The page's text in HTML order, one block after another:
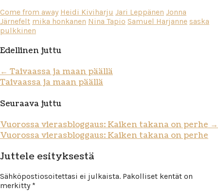
Come from away Heidi Kiviharju Jari Leppänen Jonna
Järnefelt mika honkanen Nina Tapio Samuel Harjanne saska
pulkkinen
Edellinen juttu
← Taivaassa ja maan päällä
Taivaassa ja maan päällä
Seuraava juttu
Vuorossa vierasbloggaus: Kaiken takana on perhe →
Vuorossa vierasbloggaus: Kaiken takana on perhe
Juttele esityksestä
Sähköpostiosoitettasi ei julkaista. Pakolliset kentät on
merkitty *